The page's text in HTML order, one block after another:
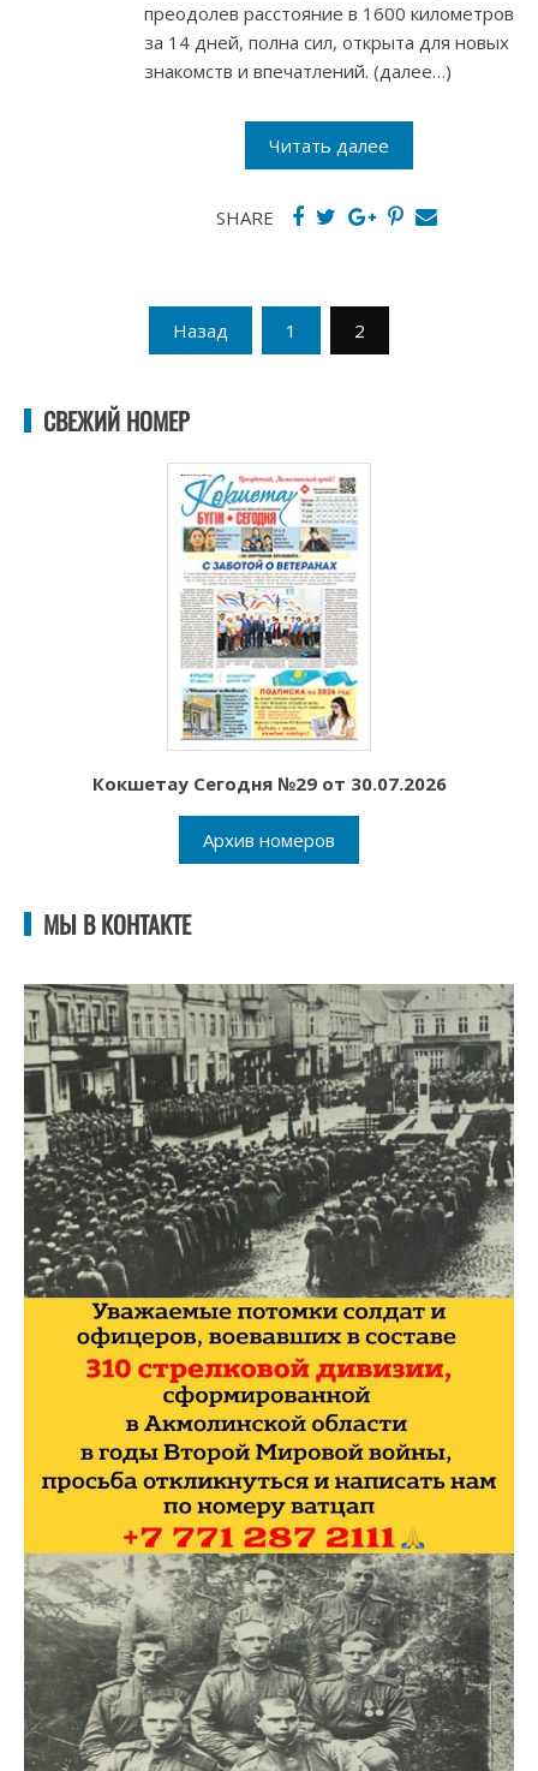
преодолев расстояние в 1600 километров
за 14 дней, полна сил, открыта для новых
знакомств и впечатлений. (далее…)
Читать далее
SHARE
Назад 1 2
СВЕЖИЙ НОМЕР
Кокшетау Сегодня №29 от 30.07.2026
Архив номеров
МЫ В КОНТАКТЕ